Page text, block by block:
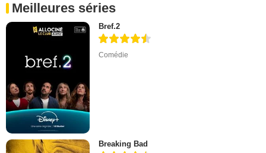
Meilleures séries
Bref.2
Comédie
Breaking Bad